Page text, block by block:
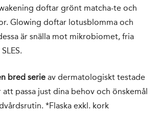
doftar grönt matcha-te och
Glowing doftar lotusblomma och
är snälla mot mikrobiomet, fria
bred serie av dermatologiskt testade
passa just dina behov och önskemål
*Flaska exkl. kork